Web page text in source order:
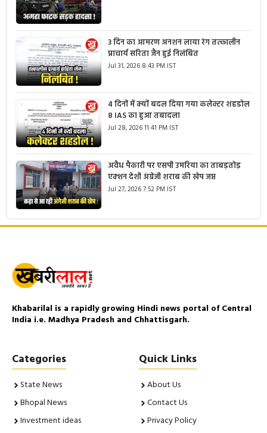
3 दिन का आमरण अनशन लाया रंग तत्कालीन
प्राचार्य सरिता जैन हुई निलंबित
Jul 31, 2026 8:43 PM IST
4 दिनों में क्यों बदल दिया गया कलेक्टर शहडोल
8 IAS का हुआ तबादला
Jul 28, 2026 11:41 PM IST
अवैध पैकारी पर एसपी उमरिया का ताबड़तोड़
एक्शन देशी अंग्रेजी शराब की खेप जप्त
Jul 27, 2026 7:52 PM IST
Khabarilal is a rapidly growing Hindi news portal of Central
India i.e. Madhya Pradesh and Chhattisgarh.
Categories
State News
Bhopal News
Investment ideas
Quick Links
About Us
Contact Us
Privacy Policy